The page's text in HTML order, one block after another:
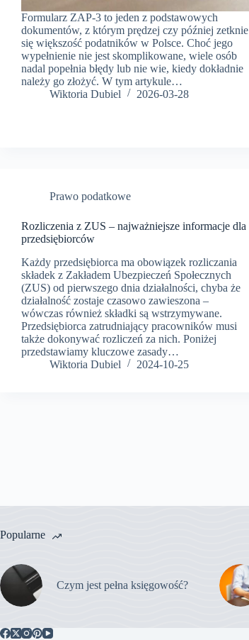
Formularz ZAP-3 to jeden z podstawowych
dokumentów, z którym prędzej czy później zetknie
się większość podatników w Polsce. Choć jego
wypełnienie nie jest skomplikowane, wiele osób
nadal popełnia błędy lub nie wie, kiedy dokładnie
należy go złożyć. W tym artykule…
Wiktoria Dubiel
2026-03-28
Prawo podatkowe
Rozliczenia z ZUS – najważniejsze informacje dla
przedsiębiorców
Każdy przedsiębiorca ma obowiązek rozliczania
składek z Zakładem Ubezpieczeń Społecznych
(ZUS) od pierwszego dnia działalności, chyba że
działalność zostaje czasowo zawieszona –
wówczas również składki są wstrzymywane.
Przedsiębiorca zatrudniający pracowników musi
także dokonywać rozliczeń za nich. Poniżej
przedstawiamy kluczowe zasady…
Wiktoria Dubiel
2024-10-25
Popularne
Czym jest pełna księgowość?